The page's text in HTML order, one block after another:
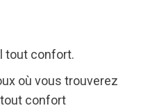
tout confort.
où vous trouverez
confort